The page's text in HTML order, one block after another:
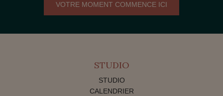
VOTRE MOMENT COMMENCE ICI
STUDIO
STUDIO
CALENDRIER